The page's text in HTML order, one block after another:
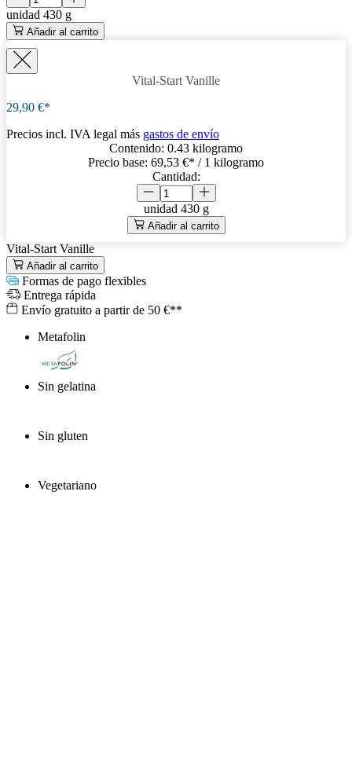
unidad 430 g
Añadir al carrito
Vital-Start Vanille
29,90 €*
Precios incl. IVA legal más gastos de envío
Contenido: 0.43 kilogramo
Precio base: 69,53 €* / 1 kilogramo
Cantidad:
unidad 430 g
Añadir al carrito
Vital-Start Vanille
Añadir al carrito
Formas de pago flexibles
Entrega rápida
Envío gratuito a partir de 50 €**
Metafolin
®
Sin gelatina
Sin gluten
Vegetariano